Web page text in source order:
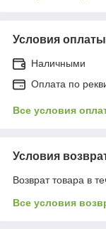
Условия оплаты
Наличными
Оплата по
Все условия
Условия
Возврат товара в
Все условия